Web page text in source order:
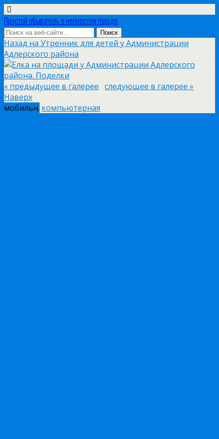
Простой обыватель о непростом городе
Назад на Утренник для детей у Администрации
Адлерского района
« предыдущее в галерее следующее в галерее »
Наверх
мобильн. компьютерная